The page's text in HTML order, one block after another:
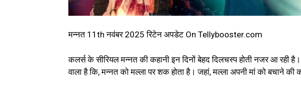
मन्नत 11th नवंबर 2025 रिटेन अपडेट On Tellybooster.com
कलर्स के सीरियल मन्नत की कहानी इन दिनों बेहद दिलचस्प होती नजर आ रही
वाला है कि, मन्नत को मल्ला पर शक होता है। जहां, मल्ला अपनी मां को बचाने की